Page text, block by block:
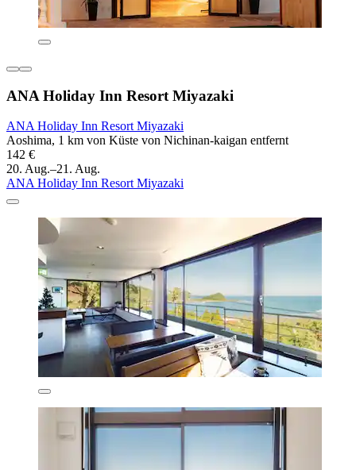
ANA Holiday Inn Resort Miyazaki
ANA Holiday Inn Resort Miyazaki
Aoshima, 1 km von Küste von Nichinan-kaigan entfernt
142 €
20. Aug.–21. Aug.
ANA Holiday Inn Resort Miyazaki